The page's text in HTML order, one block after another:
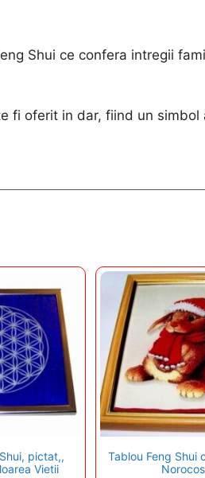
Shui ce confera intregii
fi oferit in dar, fiind un simbol
pictat,,
Vietii
Tablou Feng Shui
Norocos